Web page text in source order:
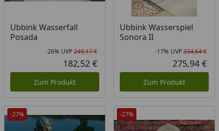
Ubbink Wasserfall
Posada
Rabatt in Prozent
-26%
Ursprünglicher Preis
UVP249,17 €
Aktueller Preis
182,52 €
Zum Produkt
Ubbink Wasserspiel
Sonora II
-17% UVP334,64 €
275,94 €
Zum Produkt
-27% -27%